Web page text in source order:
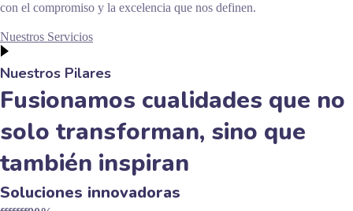
con el compromiso y la excelencia que nos definen.
Nuestros Servicios
Nuestros Pilares
Fusionamos cualidades que no
solo transforman, sino que
también inspiran
Soluciones innovadoras